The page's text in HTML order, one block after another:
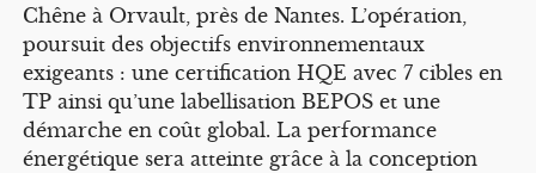
Chêne à Orvault, près de Nantes. L’opération,
poursuit des objectifs environnementaux
exigeants : une certification HQE avec 7 cibles en
TP ainsi qu’une labellisation BEPOS et une
démarche en coût global. La performance
énergétique sera atteinte grâce à la conception